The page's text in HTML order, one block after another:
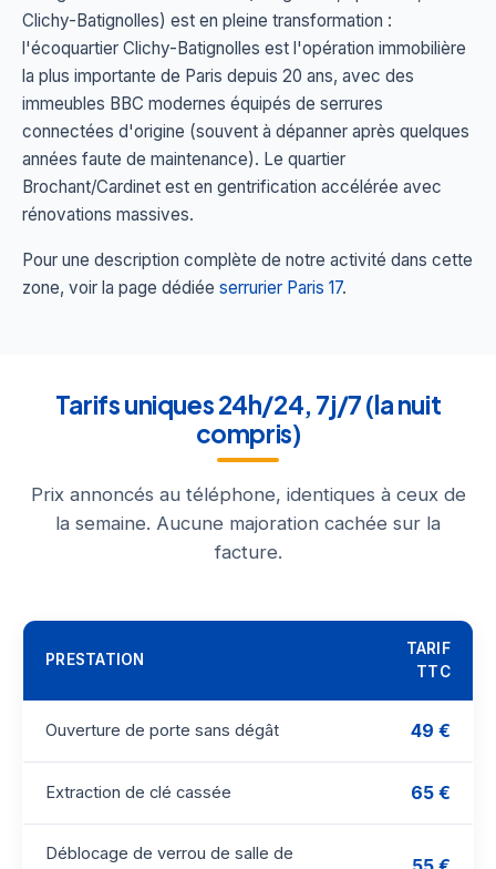
Clichy-Batignolles) est en pleine transformation :
l'écoquartier Clichy-Batignolles est l'opération immobilière
la plus importante de Paris depuis 20 ans, avec des
immeubles BBC modernes équipés de serrures
connectées d'origine (souvent à dépanner après quelques
années faute de maintenance). Le quartier
Brochant/Cardinet est en gentrification accélérée avec
rénovations massives.
Pour une description complète de notre activité dans cette
zone, voir la page dédiée serrurier Paris 17.
Tarifs uniques 24h/24, 7j/7 (la nuit
compris)
Prix annoncés au téléphone, identiques à ceux de
la semaine. Aucune majoration cachée sur la
facture.
PRESTATION
TARIF
TTC
Ouverture de porte sans dégât 49 €
Extraction de clé cassée 65 €
Déblocage de verrou de salle de